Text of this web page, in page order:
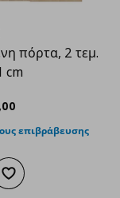
πόρτα, 2 τεμ.
cm
,00
επιβράβευσης
στο καλάθι
Προσθήκη στα